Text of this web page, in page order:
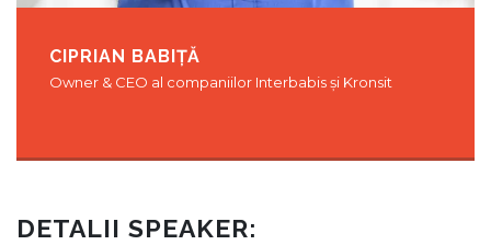
CIPRIAN BABIȚĂ
Owner & CEO al companiilor Interbabis și Kronsit
DETALII SPEAKER: